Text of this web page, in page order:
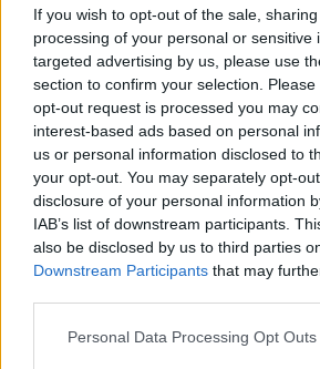
If you wish to opt-out of the sale,
processing of your personal or sensitive
targeted advertising by us, please use
section to confirm your selection.
opt-out request is processed you may
interest-based ads based on personal
us or personal information disclosed to
your opt-out. You may separately opt-
disclosure of your personal information
IAB’s list of downstream participants.
also be disclosed by us to third parties
Downstream Participants that may
Personal Data Processing Opt Outs
αγγλικά) και χρωματικού
Εντοπισμός υπηρεσιών της
δυνατότητα Geolocation και
στοιχείων επικοινωνίας
Δυνατότητα Tap-To-Call
Εξυπηρέτησης
Όπως είπε ο κ. Χατζηδάκης, «Η
κινητά myAADEapp λειτουργεί